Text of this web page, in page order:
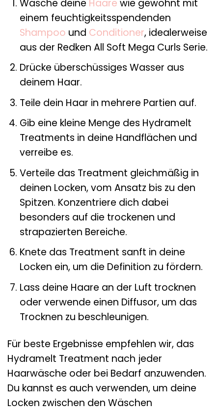
Wasche deine Haare wie gewohnt mit
einem feuchtigkeitsspendenden
Shampoo und Conditioner, idealerweise
aus der Redken All Soft Mega Curls Serie.
Drücke überschüssiges Wasser aus
deinem Haar.
Teile dein Haar in mehrere Partien auf.
Gib eine kleine Menge des Hydramelt
Treatments in deine Handflächen und
verreibe es.
Verteile das Treatment gleichmäßig in
deinen Locken, vom Ansatz bis zu den
Spitzen. Konzentriere dich dabei
besonders auf die trockenen und
strapazierten Bereiche.
Knete das Treatment sanft in deine
Locken ein, um die Definition zu fördern.
Lass deine Haare an der Luft trocknen
oder verwende einen Diffusor, um das
Trocknen zu beschleunigen.
Für beste Ergebnisse empfehlen wir, das
Hydramelt Treatment nach jeder
Haarwäsche oder bei Bedarf anzuwenden.
Du kannst es auch verwenden, um deine
Locken zwischen den Wäschen